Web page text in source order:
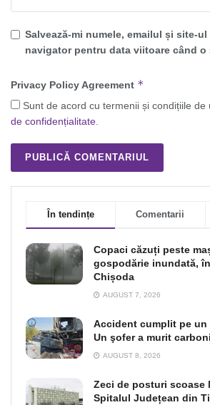
Salvează-mi numele, emailul și site-
navigator pentru data viitoare când o
Privacy Policy Agreement *
Sunt de acord cu termenii și condițiile de
de confidențialitate.
În tendințe Comentarii
Copaci căzuți peste
gospodărie inundată,
Chișoda
AUGUST 7, 2026
Accident cumplit pe un
Un şofer a murit
AUGUST 8, 2026
Zeci de posturi scoase
Spitalul Județean din